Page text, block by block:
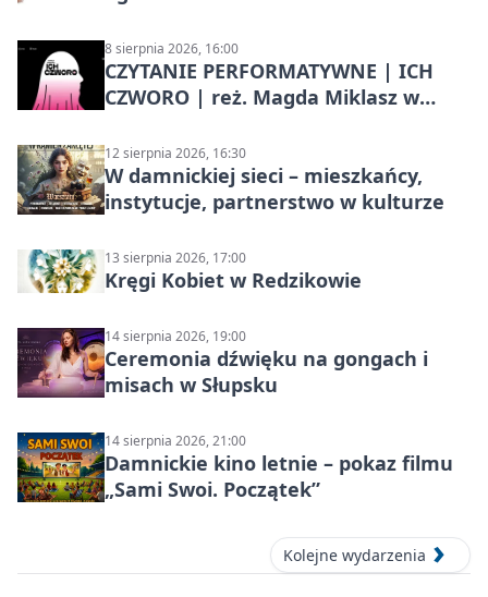
8 sierpnia 2026, 16:00
CZYTANIE PERFORMATYWNE | ICH
CZWORO | reż. Magda Miklasz w
12 sierpnia 2026, 16:30
W damnickiej sieci – mieszkańcy,
instytucje, partnerstwo w kulturze
13 sierpnia 2026, 17:00
Kręgi Kobiet w Redzikowie
14 sierpnia 2026, 19:00
Ceremonia dźwięku na gongach i
misach w Słupsku
14 sierpnia 2026, 21:00
Damnickie kino letnie – pokaz filmu
„Sami Swoi. Początek”
Kolejne wydarzenia